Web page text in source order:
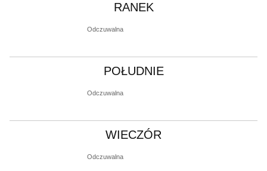
RANEK
Odczuwalna
POŁUDNIE
Odczuwalna
WIECZÓR
Odczuwalna